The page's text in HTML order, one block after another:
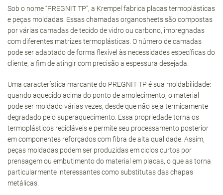
Sob o nome “PREGNIT TP”, a Krempel fabrica placas termoplásticas
e peças moldadas. Essas chamadas organosheets são compostas
por várias camadas de tecido de vidro ou carbono, impregnadas
com diferentes matrizes termoplásticas. O número de camadas
pode ser adaptado de forma flexível às necessidades específicas do
cliente, a fim de atingir com precisão a espessura desejada.
Uma característica marcante do PREGNIT TP é sua moldabilidade:
quando aquecido acima do ponto de amolecimento, o material
pode ser moldado várias vezes, desde que não seja termicamente
degradado pelo superaquecimento. Essa propriedade torna os
termoplásticos recicláveis e permite seu processamento posterior
em componentes reforçados com fibra de alta qualidade. Assim,
peças moldadas podem ser produzidas em ciclos curtos por
prensagem ou embutimento do material em placas, o que as torna
particularmente interessantes como substitutas das chapas
metálicas.